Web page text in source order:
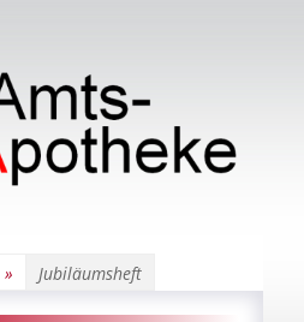
» Jubiläumsheft